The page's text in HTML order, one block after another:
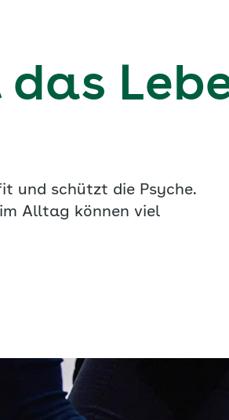
und schützt die Psyche.
Alltag können viel